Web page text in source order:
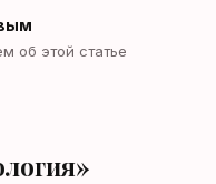
об этой статье